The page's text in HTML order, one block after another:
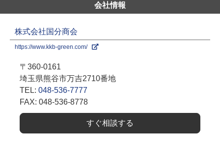
会社情報
株式会社国分商会
https://www.kkb-green.com/
〒360-0161
埼玉県熊谷市万吉2710番地
TEL: 048-536-7777
FAX: 048-536-8778
すぐ相談する